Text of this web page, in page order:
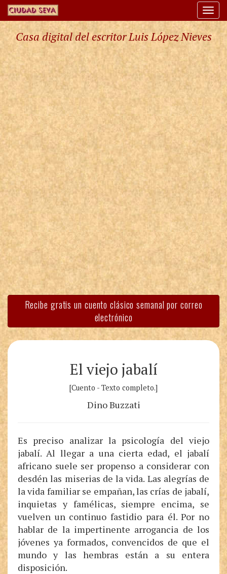
Casa digital del escritor Luis López Nieves
Recibe gratis un cuento clásico semanal por correo
electrónico
El viejo jabalí
[Cuento - Texto completo.]
Dino Buzzati
Es preciso analizar la psicología del viejo
jabalí. Al llegar a una cierta edad, el jabalí
africano suele ser propenso a considerar con
desdén las miserias de la vida. Las alegrías de
la vida familiar se empañan, las crías de jabalí,
inquietas y famélicas, siempre encima, se
vuelven un continuo fastidio para él. Por no
hablar de la impertinente arrogancia de los
jóvenes ya formados, convencidos de que el
mundo y las hembras están a su entera
disposición.